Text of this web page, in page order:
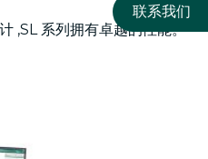
,SL 系列拥有卓越的性能。
联系我们